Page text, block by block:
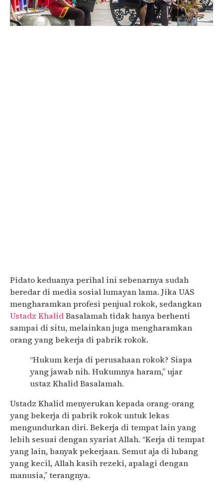
Pidato keduanya perihal ini sebenarnya sudah
beredar di media sosial lumayan lama. Jika UAS
mengharamkan profesi penjual rokok, sedangkan
Ustadz KhalidBasalamah tidak hanya berhenti
sampai di situ, melainkan juga mengharamkan
orang yang bekerja di pabrik rokok.
“Hukum kerja di perusahaan rokok? Siapa
yang jawab nih. Hukumnya haram,” ujar
ustaz Khalid Basalamah.
Ustadz Khalid menyerukan kepada orang-orang
yang bekerja di pabrik rokok untuk lekas
mengundurkan diri. Bekerja di tempat lain yang
lebih sesuai dengan syariat Allah. “Kerja di tempat
yang lain, banyak pekerjaan. Semut aja di lubang
yang kecil, Allah kasih rezeki, apalagi dengan
manusia,” terangnya.